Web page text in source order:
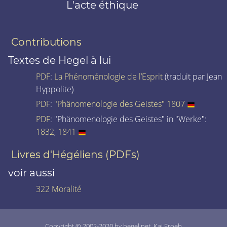
L'acte éthique
Contributions
Textes de Hegel à lui
PDF: La Phénoménologie de l’Esprit(traduit par Jean
Hyppolite)
PDF: "Phänomenologie des Geistes" 1807
PDF: "Phänomenologie des Geistes" in "Werke":
1832, 1841
Livres d'Hégéliens (PDFs)
voir aussi
322 Moralité